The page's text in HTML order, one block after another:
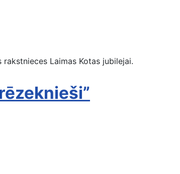
Laimas Kotas jubilejai.